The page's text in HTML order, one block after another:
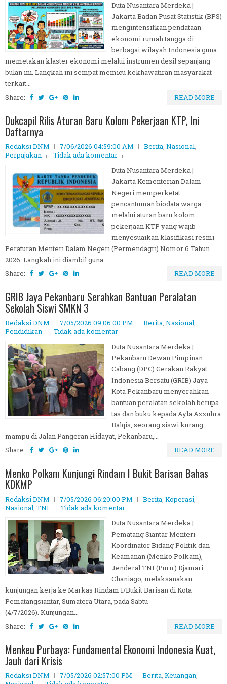
Duta Nusantara Merdeka |
Jakarta Badan Pusat Statistik (BPS)
mengintensifkan pendataan
ekonomi rumah tangga di
berbagai wilayah Indonesia guna
memetakan klaster ekonomi melalui instrumen desil sepanjang
bulan ini. Langkah ini sempat memicu kekhawatiran masyarakat
terkait...
Share:
READ MORE
Dukcapil Rilis Aturan Baru Kolom Pekerjaan KTP, Ini
Daftarnya
Redaksi DNM 7/06/2026 04:59:00 AM Berita, Nasional,
Perpajakan
Tidak ada komentar
Duta Nusantara Merdeka |
Jakarta Kementerian Dalam
Negeri memperketat
pencantuman biodata warga
melalui aturan baru kolom
pekerjaan KTP yang wajib
menyesuaikan klasifikasi resmi
Peraturan Menteri Dalam Negeri (Permendagri) Nomor 6 Tahun
2026. Langkah ini diambil guna...
Share:
READ MORE
GRIB Jaya Pekanbaru Serahkan Bantuan Peralatan
Sekolah Siswi SMKN 3
Redaksi DNM 7/05/2026 09:06:00 PM Berita, Nasional,
Pendidikan
Tidak ada komentar
Duta Nusantara Merdeka |
Pekanbaru Dewan Pimpinan
Cabang (DPC) Gerakan Rakyat
Indonesia Bersatu (GRIB) Jaya
Kota Pekanbaru menyerahkan
bantuan peralatan sekolah berupa
tas dan buku kepada Ayla Azzuhra
Balqis, seorang siswi kurang
mampu di Jalan Pangeran Hidayat, Pekanbaru,...
Share:
READ MORE
Menko Polkam Kunjungi Rindam I Bukit Barisan Bahas
KDKMP
Redaksi DNM 7/05/2026 06:20:00 PM Berita, Koperasi,
Nasional, TNI
Tidak ada komentar
Duta Nusantara Merdeka |
Pematang Siantar Menteri
Koordinator Bidang Politik dan
Keamanan (Menko Polkam),
Jenderal TNI (Purn.) Djamari
Chaniago, melaksanakan
kunjungan kerja ke Markas Rindam I/Bukit Barisan di Kota
Pematangsiantar, Sumatera Utara, pada Sabtu
(4/7/2026). Kunjungan...
Share:
READ MORE
Menkeu Purbaya: Fundamental Ekonomi Indonesia Kuat,
Jauh dari Krisis
Redaksi DNM 7/05/2026 02:57:00 PM Berita, Keuangan,